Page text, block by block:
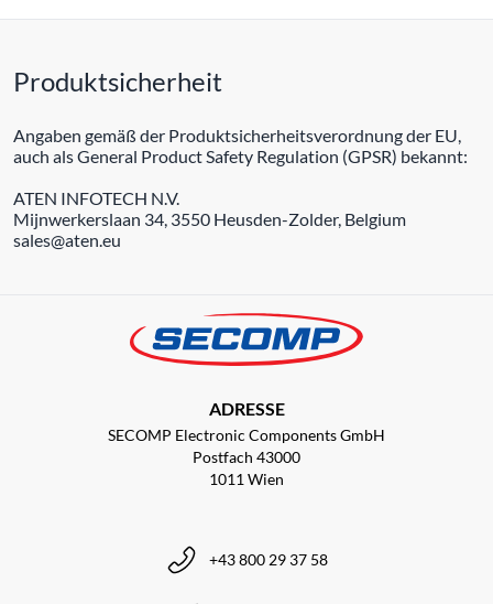
Produktsicherheit
Angaben gemäß der Produktsicherheitsverordnung der EU,
auch als General Product Safety Regulation (GPSR) bekannt:
ATEN INFOTECH N.V.
Mijnwerkerslaan 34, 3550 Heusden-Zolder, Belgium
sales@aten.eu
ADRESSE
SECOMP Electronic Components GmbH
Postfach 43000
1011 Wien
+43 800 29 37 58